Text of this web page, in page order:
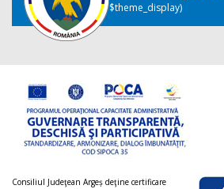
$theme_display)
Consiliul Judeţean Argeș deţine certificare